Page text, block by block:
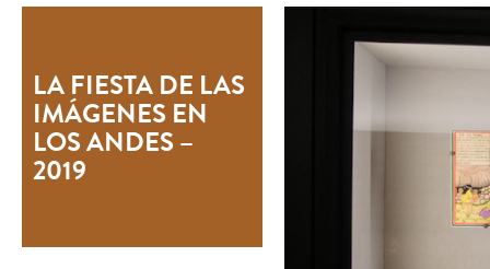
LA FIESTA DE LAS
IMÁGENES EN
LOS ANDES –
2019